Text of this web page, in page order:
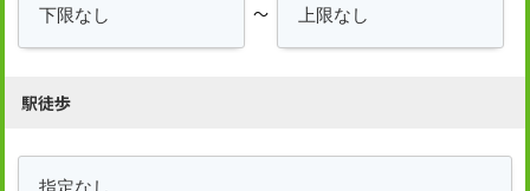
～
駅徒歩